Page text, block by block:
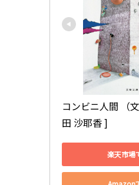
コンビニ人間 （
田 沙耶香 ]
楽天市場